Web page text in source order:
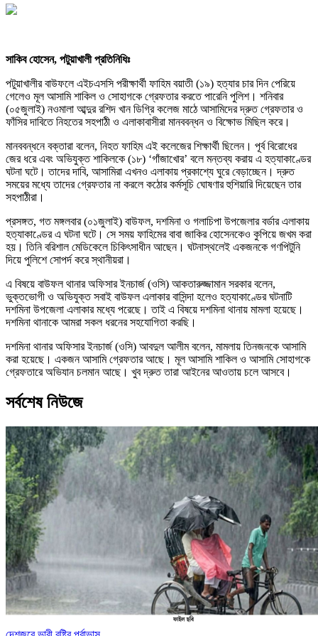
সাকিব হোসেন, পটুয়াখালী প্রতিনিধিঃ
পটুয়াখালীর বাউফলে এইচএসসি পরীক্ষার্থী ফাহিম বয়াতী (১৯) হত্যার চার দিন পেরিয়ে
গেলেও মূল আসামি শাকিল ও সোহাগকে গ্রেফতার করতে পারেনি পুলিশ। শনিবার
(০৫জুলাই) নওমালা আব্দুর রশিদ খান ডিগ্রি কলেজ মাঠে আসামিদের দ্রুত গ্রেফতার ও
ফাঁসির দাবিতে নিহতের সহপাঠী ও এলাকাবাসীরা মানববন্ধন ও বিক্ষোভ মিছিল করে।
মানববন্ধনে বক্তারা বলেন, নিহত ফাহিম এই কলেজের শিক্ষার্থী ছিলেন। পূর্ব বিরোধের
জের ধরে এবং অভিযুক্ত শাকিলকে (১৮) ‘গাঁজাখোর’ বলে মন্তব্য করায় এ হত্যাকাণ্ডের
ঘটনা ঘটে। তাদের দাবি, আসামিরা এখনও এলাকায় প্রকাশ্যে ঘুরে বেড়াচ্ছেন। দ্রুত
সময়ের মধ্যে তাদের গ্রেফতার না করলে কঠোর কর্মসূচি ঘোষণার হুশিয়ারি দিয়েছেন তার
সহপাঠীরা।
প্রসঙ্গত, গত মঙ্গলবার (০১জুলাই) বাউফল, দশমিনা ও গলাচিপা উপজেলার বর্ডার এলাকায়
হত্যাকাণ্ডের এ ঘটনা ঘটে। সে সময় ফাহিমের বাবা জাকির হোসেনকেও কুপিয়ে জখম করা
হয়। তিনি বরিশাল মেডিকেলে চিকিৎসাধীন আছেন। ঘটনাস্থলেই একজনকে গণপিটুনি
দিয়ে পুলিশে সোপর্দ করে স্থানীয়রা।
এ বিষয়ে বাউফল থানার অফিসার ইনচার্জ (ওসি) আকতারুজ্জামান সরকার বলেন,
ভুক্তভোগী ও অভিযুক্ত সবাই বাউফল এলাকার বাসিন্দা হলেও হত্যাকাণ্ডের ঘটনাটি
দশমিনা উপজেলা এলাকার মধ্যে পরেছে। তাই এ বিষয়ে দশমিনা থানায় মামলা হয়েছে।
দশমিনা থানাকে আমরা সকল ধরনের সহযোগিতা করছি।
দশমিনা থানার অফিসার ইনচার্জ (ওসি) আবদুল আলীম বলেন, মামলায় তিনজনকে আসামি
করা হয়েছে। একজন আসামি গ্রেফতার আছে। মূল আসামি শাকিল ও আসামি সোহাগকে
গ্রেফতারে অভিযান চলমান আছে। খুব দ্রুত তারা আইনের আওতায় চলে আসবে।
সর্বশেষ নিউজে